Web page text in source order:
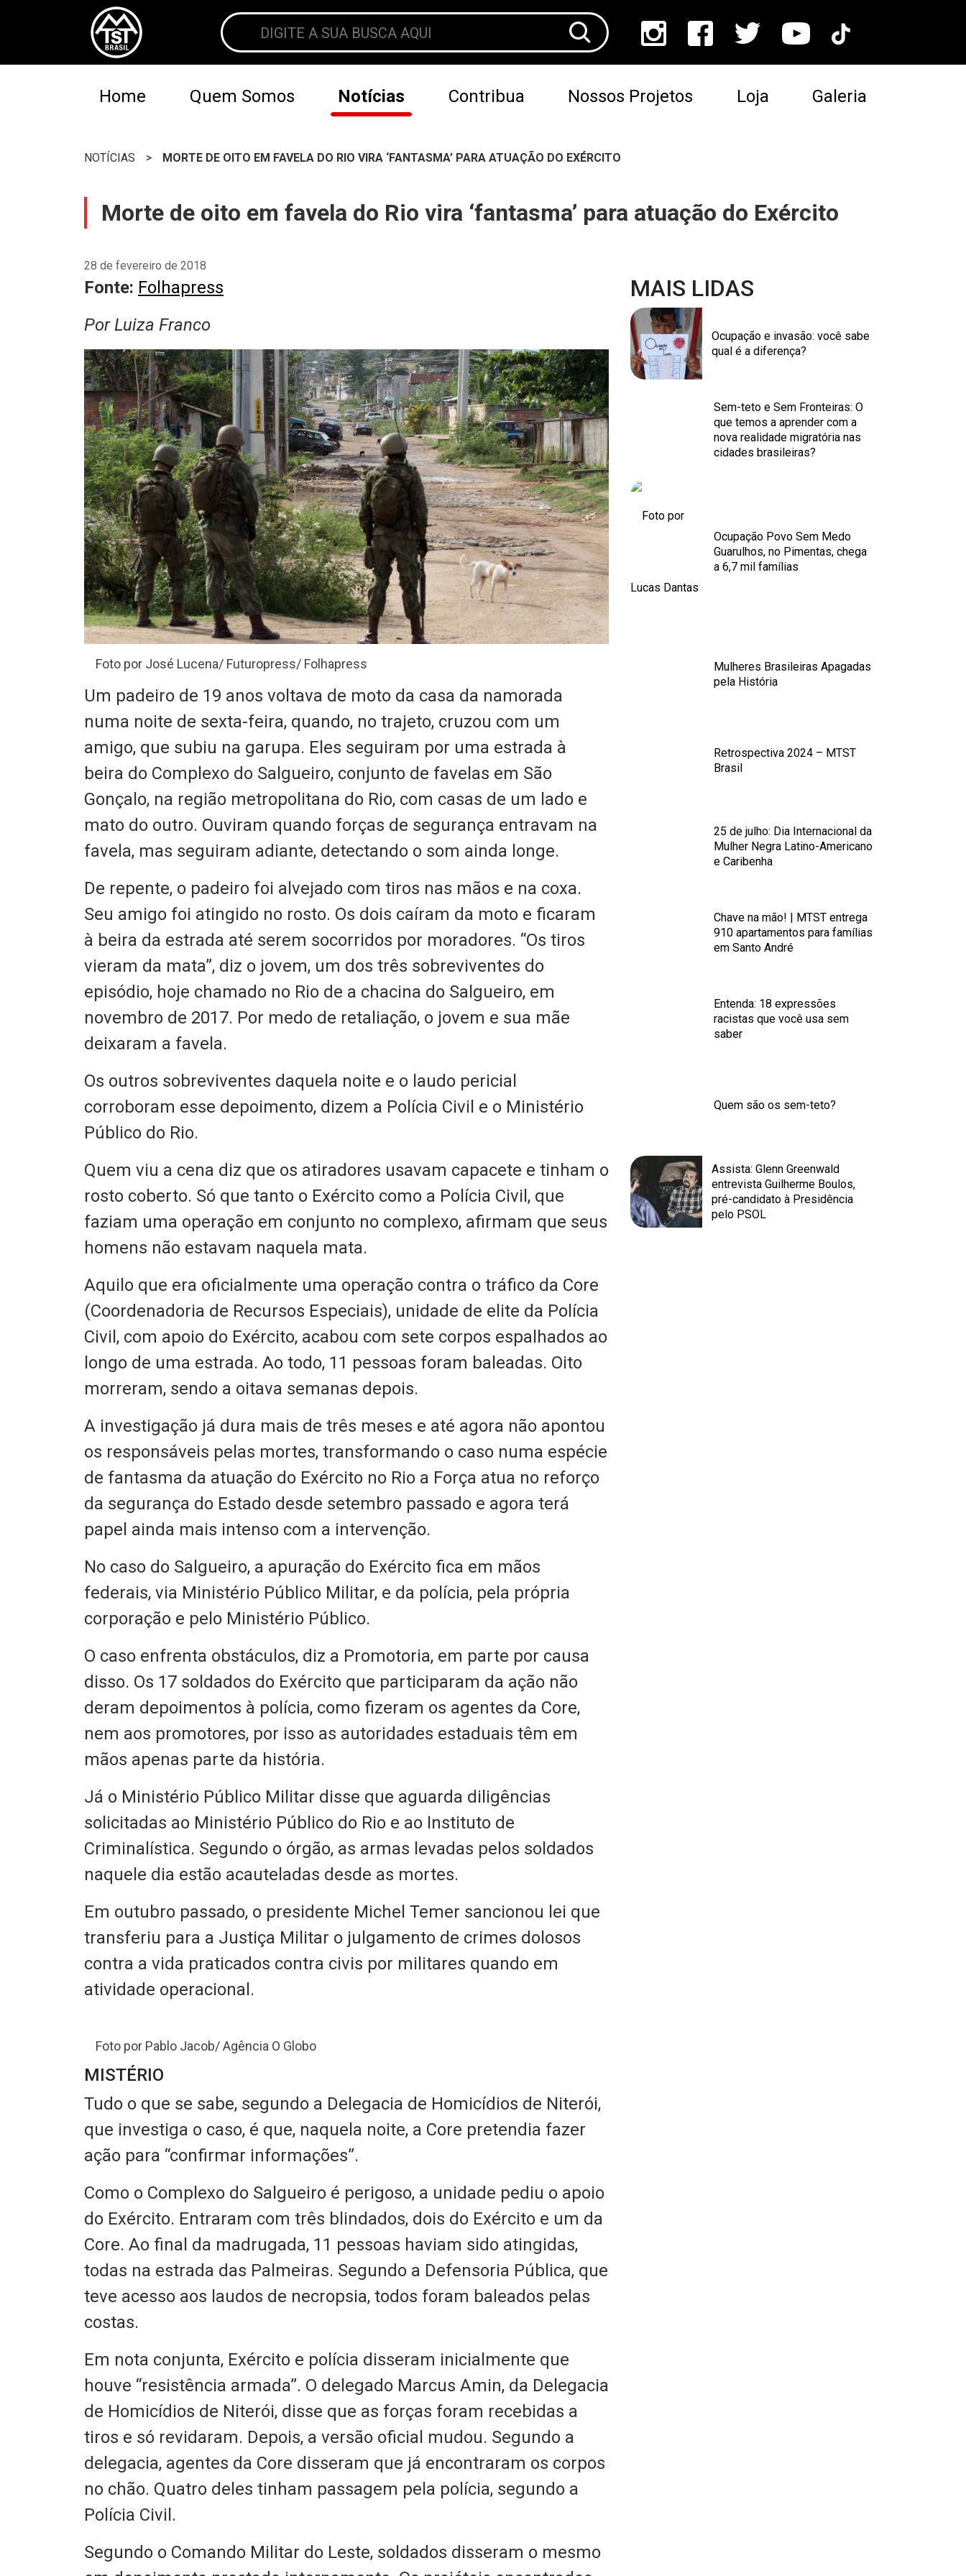
Home Quem Somos Notícias Contribua Nossos Projetos Loja Galeria
NOTÍCIAS > MORTE DE OITO EM FAVELA DO RIO VIRA ‘FANTASMA’ PARA ATUAÇÃO DO EXÉRCITO
Morte de oito em favela do Rio vira ‘fantasma’ para atuação do Exército
28 de fevereiro de 2018
Fonte: Folhapress
Por Luiza Franco
Foto por José Lucena/ Futuropress/ Folhapress
Um padeiro de 19 anos voltava de moto da casa da namorada
numa noite de sexta-feira, quando, no trajeto, cruzou com um
amigo, que subiu na garupa. Eles seguiram por uma estrada à
beira do Complexo do Salgueiro, conjunto de favelas em São
Gonçalo, na região metropolitana do Rio, com casas de um lado e
mato do outro. Ouviram quando forças de segurança entravam na
favela, mas seguiram adiante, detectando o som ainda longe.
De repente, o padeiro foi alvejado com tiros nas mãos e na coxa.
Seu amigo foi atingido no rosto. Os dois caíram da moto e ficaram
à beira da estrada até serem socorridos por moradores. “Os tiros
vieram da mata”, diz o jovem, um dos três sobreviventes do
episódio, hoje chamado no Rio de a chacina do Salgueiro, em
novembro de 2017. Por medo de retaliação, o jovem e sua mãe
deixaram a favela.
Os outros sobreviventes daquela noite e o laudo pericial
corroboram esse depoimento, dizem a Polícia Civil e o Ministério
Público do Rio.
Quem viu a cena diz que os atiradores usavam capacete e tinham o
rosto coberto. Só que tanto o Exército como a Polícia Civil, que
faziam uma operação em conjunto no complexo, afirmam que seus
homens não estavam naquela mata.
Aquilo que era oficialmente uma operação contra o tráfico da Core
(Coordenadoria de Recursos Especiais), unidade de elite da Polícia
Civil, com apoio do Exército, acabou com sete corpos espalhados ao
longo de uma estrada. Ao todo, 11 pessoas foram baleadas. Oito
morreram, sendo a oitava semanas depois.
A investigação já dura mais de três meses e até agora não apontou
os responsáveis pelas mortes, transformando o caso numa espécie
de fantasma da atuação do Exército no Rio a Força atua no reforço
da segurança do Estado desde setembro passado e agora terá
papel ainda mais intenso com a intervenção.
No caso do Salgueiro, a apuração do Exército fica em mãos
federais, via Ministério Público Militar, e da polícia, pela própria
corporação e pelo Ministério Público.
O caso enfrenta obstáculos, diz a Promotoria, em parte por causa
disso. Os 17 soldados do Exército que participaram da ação não
deram depoimentos à polícia, como fizeram os agentes da Core,
nem aos promotores, por isso as autoridades estaduais têm em
mãos apenas parte da história.
Já o Ministério Público Militar disse que aguarda diligências
solicitadas ao Ministério Público do Rio e ao Instituto de
Criminalística. Segundo o órgão, as armas levadas pelos soldados
naquele dia estão acauteladas desde as mortes.
Em outubro passado, o presidente Michel Temer sancionou lei que
transferiu para a Justiça Militar o julgamento de crimes dolosos
contra a vida praticados contra civis por militares quando em
atividade operacional.
Foto por Pablo Jacob/ Agência O Globo
MISTÉRIO
Tudo o que se sabe, segundo a Delegacia de Homicídios de Niterói,
que investiga o caso, é que, naquela noite, a Core pretendia fazer
ação para “confirmar informações”.
Como o Complexo do Salgueiro é perigoso, a unidade pediu o apoio
do Exército. Entraram com três blindados, dois do Exército e um da
Core. Ao final da madrugada, 11 pessoas haviam sido atingidas,
todas na estrada das Palmeiras. Segundo a Defensoria Pública, que
teve acesso aos laudos de necropsia, todos foram baleados pelas
costas.
Em nota conjunta, Exército e polícia disseram inicialmente que
houve “resistência armada”. O delegado Marcus Amin, da Delegacia
de Homicídios de Niterói, disse que as forças foram recebidas a
tiros e só revidaram. Depois, a versão oficial mudou. Segundo a
delegacia, agentes da Core disseram que já encontraram os corpos
no chão. Quatro deles tinham passagem pela polícia, segundo a
Polícia Civil.
Segundo o Comando Militar do Leste, soldados disseram o mesmo
MAIS LIDAS
Ocupação e invasão: você sabe
qual é a diferença?
Sem-teto e Sem Fronteiras: O
que temos a aprender com a
nova realidade migratória nas
cidades brasileiras?
Ocupação Povo Sem Medo
Guarulhos, no Pimentas, chega
a 6,7 mil famílias
Mulheres Brasileiras Apagadas
pela História
Retrospectiva 2024 – MTST
Brasil
25 de julho: Dia Internacional da
Mulher Negra Latino-Americano
e Caribenha
Chave na mão! | MTST entrega
910 apartamentos para famílias
em Santo André
Entenda: 18 expressões
racistas que você usa sem
saber
Quem são os sem-teto?
Assista: Glenn Greenwald
entrevista Guilherme Boulos,
pré-candidato à Presidência
pelo PSOL